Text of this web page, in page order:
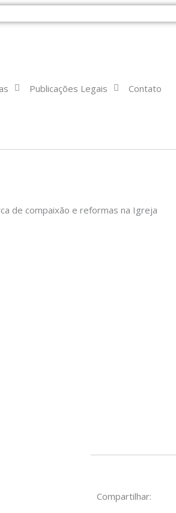
Publicações Legais Contato
de compaixão e reformas na Igreja
Compartilhar: